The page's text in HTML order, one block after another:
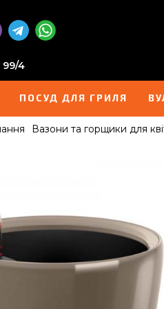
99/4
ПОСУД ДЛЯ ГРИЛЯ
Вазони та горщики для